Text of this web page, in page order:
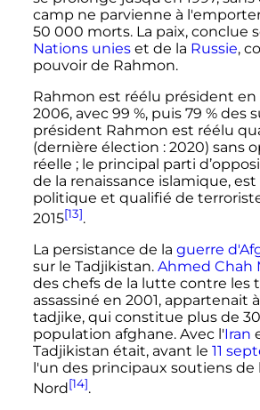
camp ne parvienne à
50 000 morts. La paix, conclue
Nations unieset de la Russie,
pouvoir de Rahmon.
Rahmon est réélu président en
2006, avec 99 %, puis 79 % des
président Rahmon est réélu
(dernière élection : 2020) sans
réelle ; le principal parti
de la renaissance islamique,
politique et qualifié de
2015[13].
La persistance de la guerre
sur le Tadjikistan. Ahmed Chah
des chefs de la lutte contre les
assassiné en 2001, appartenait
tadjike, qui constitue plus de 30
population afghane. Avec l'Iran
Tadjikistan était, avant le 11
l'un des principaux soutiens de
Nord[14].